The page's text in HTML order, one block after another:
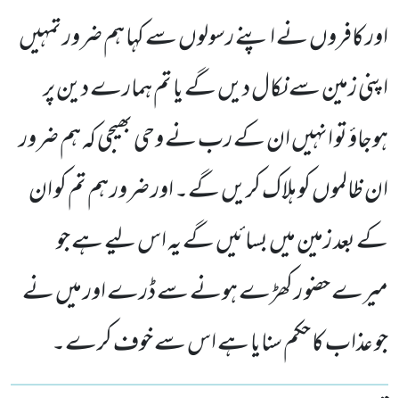
اور کافروں نے اپنے رسولوں سے کہا ہم ضرور تمہیں
اپنی زمین سے نکال دیں گے یا تم ہمارے دین پر
ہوجاؤ تو انہیں ان کے رب نے وحی بھیجی کہ ہم ضرور
ان ظالموں کو ہلاک کریں گے۔ اور ضرور ہم تم کو ان
کے بعد زمین میں بسائیں گے یہ اس لیے ہے جو
میرے حضو ر کھڑے ہونے سے ڈرے اور میں نے
جو عذاب کا حکم سنایا ہے اس سے خوف کرے۔